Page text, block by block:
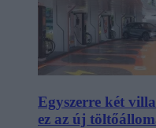
Egyszerre két
ez az új